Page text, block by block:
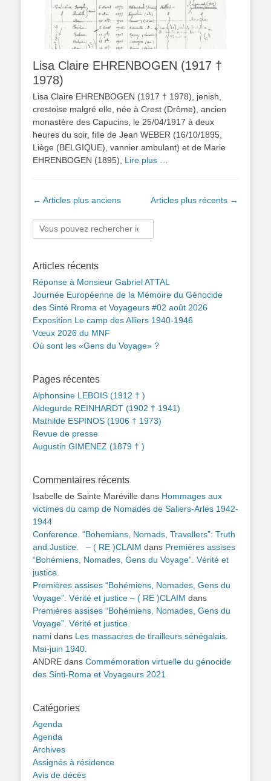
Lisa Claire EHRENBOGEN (1917 †
1978)
Lisa Claire EHRENBOGEN (1917 † 1978), jenish,
crestoise malgré elle, née à Crest (Drôme), ancien
monastère des Capucins, le 25/04/1917 à deux
heures du soir, fille de Jean WEBER (16/10/1895,
Liège (BELGIQUE), vannier ambulant) et de Marie
EHRENBOGEN (1895), Lire plus …
Navigation
articles
← Articles plus anciens Articles plus récents →
Rechercher :
Articles récents
Réponse à Monsieur Gabriel ATTAL
Journée Européenne de la Mémoire du Génocide
des Sinté Rroma et Voyageurs #02 août 2026
Exposition Le camp des Alliers 1940-1946
Vœux 2026 du MNF
Où sont les «Gens du Voyage» ?
Pages récentes
Alphonsine LEBOIS (1912 † )
Aldegurde REINHARDT (1902 † 1941)
Mathilde ESPINOS (1906 † 1973)
Revue de presse
Augustin GIMENEZ (1879 † )
Commentaires récents
Isabelle de Sainte Maréville dans Hommages aux
victimes du camp de Nomades de Saliers-Arles 1942-
1944
Conference. “Bohemians, Nomads, Travellers”: Truth
and Justice. – ( RE )CLAIM dans Premières assises
“Bohémiens, Nomades, Gens du Voyage”. Vérité et
justice.
Premières assises “Bohémiens, Nomades, Gens du
Voyage”. Vérité et justice – ( RE )CLAIM dans
Premières assises “Bohémiens, Nomades, Gens du
Voyage”. Vérité et justice.
nami dans Les massacres de tirailleurs sénégalais.
Mai-juin 1940.
ANDRE dans Commémoration virtuelle du génocide
des Sinti-Roma et Voyageurs 2021
Catégories
Agenda
Agenda
Archives
Assignés à résidence
Avis de décès